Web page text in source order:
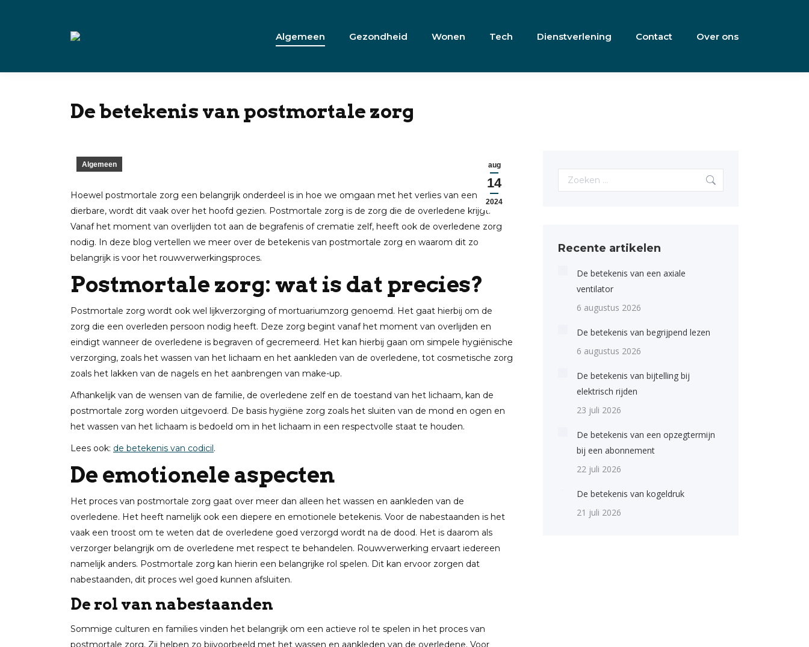
Algemeen Gezondheid Wonen Tech Dienstverlening Contact Over ons
De betekenis van postmortale zorg
aug
14
2024
Algemeen
Hoewel postmortale zorg een belangrijk onderdeel is in hoe we omgaan met het verlies van een
dierbare, wordt dit vaak over het hoofd gezien. Postmortale zorg is de zorg die de overledene krijgt.
Vanaf het moment van overlijden tot aan de begrafenis of crematie zelf, heeft ook de overledene zorg
nodig. In deze blog vertellen we meer over de betekenis van postmortale zorg en waarom dit zo
belangrijk is voor het rouwverwerkingsproces.
Postmortale zorg: wat is dat precies?
Postmortale zorg wordt ook wel lijkverzorging of mortuariumzorg genoemd. Het gaat hierbij om de
zorg die een overleden persoon nodig heeft. Deze zorg begint vanaf het moment van overlijden en
eindigt wanneer de overledene is begraven of gecremeerd. Het kan hierbij gaan om simpele hygiënische
verzorging, zoals het wassen van het lichaam en het aankleden van de overledene, tot cosmetische zorg
zoals het lakken van de nagels en het aanbrengen van make-up.
Afhankelijk van de wensen van de familie, de overledene zelf en de toestand van het lichaam, kan de
postmortale zorg worden uitgevoerd. De basis hygiëne zorg zoals het sluiten van de mond en ogen en
het wassen van het lichaam is bedoeld om in het lichaam in een respectvolle staat te houden.
Lees ook: de betekenis van codicil.
De emotionele aspecten
Het proces van postmortale zorg gaat over meer dan alleen het wassen en aankleden van de
overledene. Het heeft namelijk ook een diepere en emotionele betekenis. Voor de nabestaanden is het
vaak een troost om te weten dat de overledene goed verzorgd wordt na de dood. Het is daarom als
verzorger belangrijk om de overledene met respect te behandelen. Rouwverwerking ervaart iedereen
namelijk anders. Postmortale zorg kan hierin een belangrijke rol spelen. Dit kan ervoor zorgen dat
nabestaanden, dit proces wel goed kunnen afsluiten.
De rol van nabestaanden
Sommige culturen en families vinden het belangrijk om een actieve rol te spelen in het proces van
postmortale zorg. Zij helpen zo bijvoorbeeld met het wassen en aankleden van de overledene. Voor
Search:
Recente artikelen
De betekenis van een axiale
ventilator
6 augustus 2026
De betekenis van begrijpend lezen
6 augustus 2026
De betekenis van bijtelling bij
elektrisch rijden
23 juli 2026
De betekenis van een opzegtermijn
bij een abonnement
22 juli 2026
De betekenis van kogeldruk
21 juli 2026